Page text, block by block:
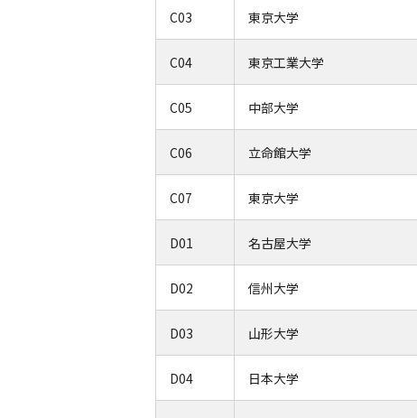
C03 東京大学
C04 東京工業大学
C05 中部大学
C06 立命館大学
C07 東京大学
D01 名古屋大学
D02 信州大学
D03 山形大学
D04 日本大学